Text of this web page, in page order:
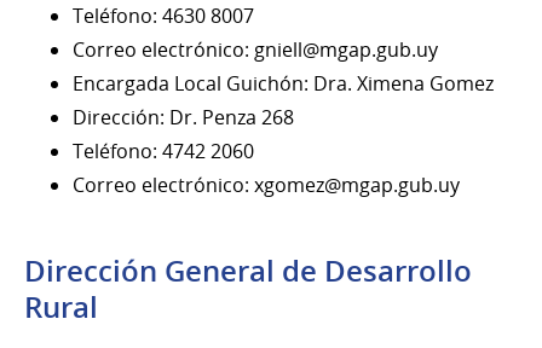
Teléfono: 4630 8007
Correo electrónico: gniell@mgap.gub.uy
Encargada Local Guichón: Dra. Ximena Gomez
Dirección: Dr. Penza 268
Teléfono: 4742 2060
Correo electrónico: xgomez@mgap.gub.uy
Dirección General de Desarrollo
Rural